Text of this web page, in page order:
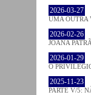
2026-03-27
UMA OUTRA
2026-02-26
JOANA
2026-01-29
O
2025-11-23
PARTE V/5: